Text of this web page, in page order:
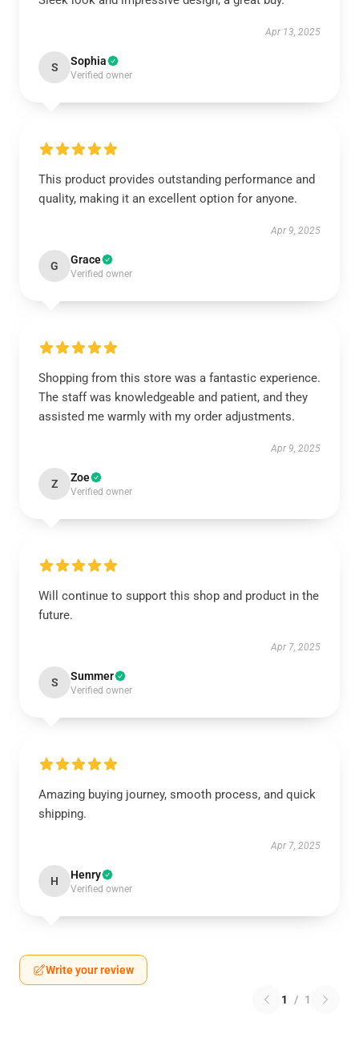
Apr 13, 2025
S Sophia
Verified owner
This product provides outstanding performance and
quality, making it an excellent option for anyone.
Apr 9, 2025
G Grace
Verified owner
Shopping from this store was a fantastic experience.
The staff was knowledgeable and patient, and they
assisted me warmly with my order adjustments.
Apr 9, 2025
Z Zoe
Verified owner
Will continue to support this shop and product in the
future.
Apr 7, 2025
S Summer
Verified owner
Amazing buying journey, smooth process, and quick
shipping.
Apr 7, 2025
H Henry
Verified owner
Write your review
1 / 1